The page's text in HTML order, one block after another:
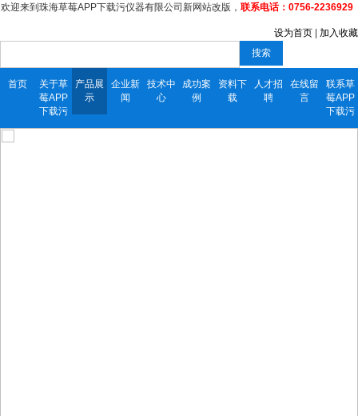
欢迎来到珠海草莓APP下载污仪器有限公司新网站改版， 联系电话：0756-2236929
设为首页
加入收藏
搜索
首页
关于草
莓APP
下载污
产品展
示
企业新
闻
技术中
心
成功案
例
资料下
载
人才招
聘
在线留
言
联系草
莓APP
下载污